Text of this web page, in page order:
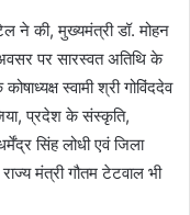
ने की, मुख्यमंत्री डॉ. मोहन
पर सारस्वत अतिथि के
स्वामी श्री गोविंददेव
प्रदेश के संस्कृति,
सिंह लोधी एवं जिला
मंत्री गौतम टेटवाल भी